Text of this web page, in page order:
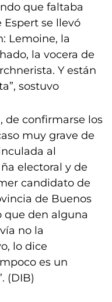
que faltaba
se llevó
Lemoine, la
la vocera de
Y están
sostuvo
de confirmarse los
muy grave de
al
electoral y de
candidato de
de Buenos
que den alguna
no la
lo dice
es un
(DIB)